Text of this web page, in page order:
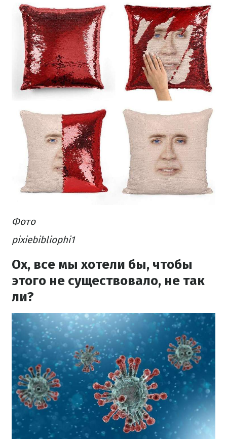
Фото
pixiebibliophi1
Ох, все мы хотели бы, чтобы
этого не существовало, не так
ли?